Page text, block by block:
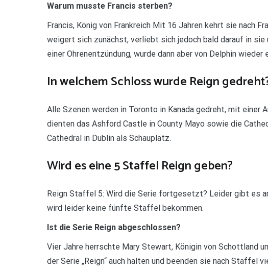
Warum musste Francis sterben?
Francis, König von Frankreich Mit 16 Jahren kehrt sie nach
weigert sich zunächst, verliebt sich jedoch bald darauf in
einer Ohrenentzündung, wurde dann aber von Delphin wieder
In welchem Schloss wurde Reign
Alle Szenen werden in Toronto in Kanada gedreht, mit einer
dienten das Ashford Castle in County Mayo sowie die
Cathedral in Dublin als Schauplatz.
Wird es eine 5 Staffel Reign geben?
Reign Staffel 5: Wird die Serie fortgesetzt? Leider gibt es
wird leider keine fünfte Staffel bekommen.
Ist die Serie Reign abgeschlossen?
Vier Jahre herrschte Mary Stewart, Königin von Schottland
der Serie „Reign“ auch halten und beenden sie nach Staffel